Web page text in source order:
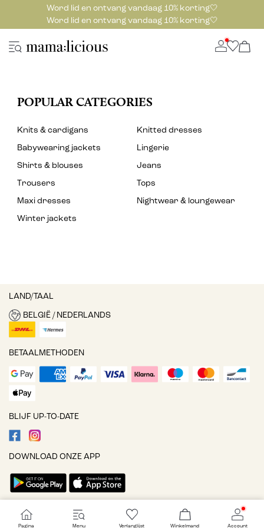
Word lid en ontvang vandaag 10% korting🤍
Word lid en ontvang vandaag 10% korting🤍
POPULAR CATEGORIES
Knits & cardigans
Knitted dresses
Babywearing jackets
Lingerie
Shirts & blouses
Jeans
Trousers
Tops
Maxi dresses
Nightwear & loungewear
Winter jackets
LAND/TAAL
BELGIË / NEDERLANDS
BETAALMETHODEN
BLIJF UP-TO-DATE
DOWNLOAD ONZE APP
Cookie-instellingen
Pagina Menu Verlanglijst Winkelmand Account